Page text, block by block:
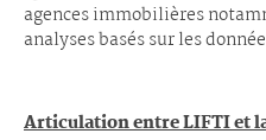
agences immobilières
analyses basés sur les
Articulation entre LIFTI et